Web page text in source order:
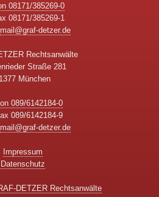
08171/385269-0
08171/385269-1
mail@graf-detzer.de
Rechtsanwälte
Straße 281
München
089/6142184-0
089/6142184-9
mail@graf-detzer.de
Impressum
Datenschutz
DETZER Rechtsanwälte